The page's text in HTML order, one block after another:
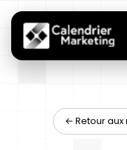
← Retour